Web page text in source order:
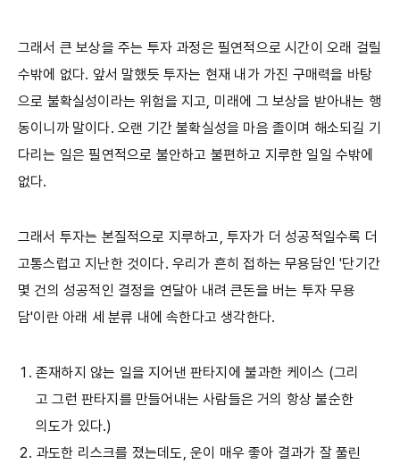
그래서 큰 보상을 주는 투자 과정은 필연적으로 시간이 오래 걸릴
수밖에 없다. 앞서 말했듯 투자는 현재 내가 가진 구매력을 바탕
으로 불확실성이라는 위험을 지고, 미래에 그 보상을 받아내는 행
동이니까 말이다. 오랜 기간 불확실성을 마음 졸이며 해소되길 기
다리는 일은 필연적으로 불안하고 불편하고 지루한 일일 수밖에
없다.
그래서 투자는 본질적으로 지루하고, 투자가 더 성공적일수록 더
고통스럽고 지난한 것이다. 우리가 흔히 접하는 무용담인 '단기간
몇 건의 성공적인 결정을 연달아 내려 큰돈을 버는 투자 무용
담'이란 아래 세 분류 내에 속한다고 생각한다.
존재하지 않는 일을 지어낸 판타지에 불과한 케이스 (그리
고 그런 판타지를 만들어내는 사람들은 거의 항상 불순한
의도가 있다.)
과도한 리스크를 졌는데도, 운이 매우 좋아 결과가 잘 풀린